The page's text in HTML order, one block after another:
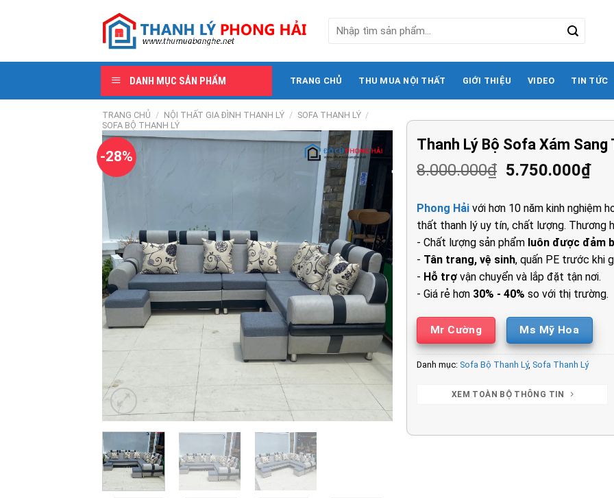
kiếm:
DANH MỤC SẢN PHẨM TRANG CHỦ THU MUA NỘI THẤT GIỚI THIỆU VIDEO TIN TỨC
TRANG CHỦ / NỘI THẤT GIA ĐÌNH THANH LÝ / SOFA THANH LÝ /
SOFA BỘ THANH LÝ
-28%
Thanh Lý Bộ Sofa Xám Sang
8.000.000₫ Giá
là:
8.000.000₫.
5.750.000₫Giá
tại
là:
Phong Hải với hơn 10 năm kinh nghiệm
thất thanh lý uy tín, chất lượng. Thương
- Chất lượng sản phẩm luôn được đảm
- Tân trang, vệ sinh, quấn PE trước khi
- Hỗ trợ vận chuyển và lắp đặt tận nơi.
- Giá rẻ hơn 30% - 40% so với thị trường.
Mr Cường Ms Mỹ Hoa
Danh mục:Sofa Bộ Thanh Lý,Sofa Thanh Lý
XEM TOÀN BỘ THÔNG TIN